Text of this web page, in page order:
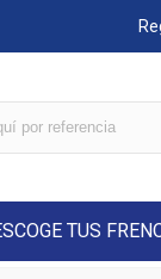
TUS